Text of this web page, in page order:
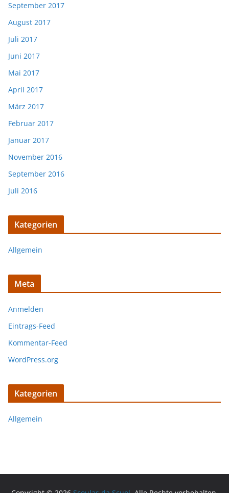
September 2017
August 2017
Juli 2017
Juni 2017
Mai 2017
April 2017
März 2017
Februar 2017
Januar 2017
November 2016
September 2016
Juli 2016
Kategorien
Allgemein
Meta
Anmelden
Eintrags-Feed
Kommentar-Feed
WordPress.org
Kategorien
Allgemein